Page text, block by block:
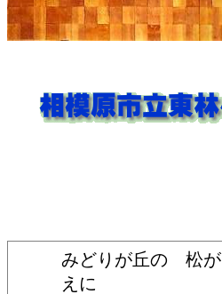
みどりが丘の 松が
えに